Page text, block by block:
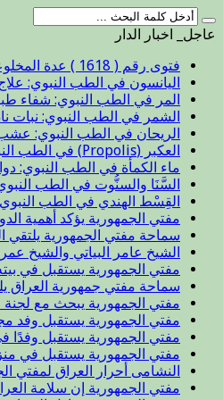
عاجل_ اخبار الدار
فتوى رقم ( 1618 ) عدة المخلوعة
اليانسون في الطب النبوي:
المر في الطب النبوي: شفاء
الشمر في الطب النبوي: نبات
الريحان في الطب النبوي:
العكبر (Propolis) في الطب النبوي: الشفاء من خيرات النحل
ماء الكمأة في الطب النبوي:
السَّنَا والسنُّوت في الطب
القِسْط الهندي في الطب
مفتي الجمهورية يؤكد أهمية
سماحة مفتي الجمهورية يلتقي
الشيخ عامر البياتي والشيخ
مفتي الجمهورية يستقبل في
سماحة مفتي جمهورية العراق
مفتي الجمهورية يبحث مع
مفتي الجمهورية يستقبل وفد
مفتي الجمهورية يستقبل وفدًا
مفتي الجمهورية يستقبل في
النشامى أحرار العراق لمفتي
مفتي الجمهورية إن سلامة